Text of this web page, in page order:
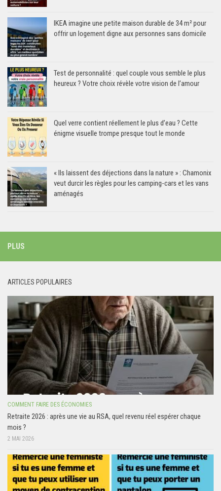
IKEA imagine une petite maison durable de 34 m² pour
offrir un logement digne aux personnes sans domicile
Test de personnalité : quel couple vous semble le plus
heureux ? Votre choix révèle votre vision de l’amour
Quel verre contient réellement le plus d’eau ? Cette
énigme visuelle trompe presque tout le monde
« Ils laissent des déjections dans la nature » : Chamonix
veut durcir les règles pour les camping-cars et les vans
aménagés
PLUS
ARTICLES POPULAIRES
COMMENT FAIRE DES ÉCONOMIES
Retraite 2026 : après une vie au RSA, quel revenu réel espérer chaque
mois ?
2 MAI 2026